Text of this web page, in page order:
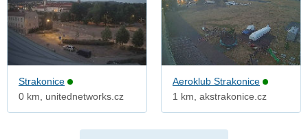
Strakonice
0 km, unitednetworks.cz
Aeroklub Strakonice
1 km, akstrakonice.cz